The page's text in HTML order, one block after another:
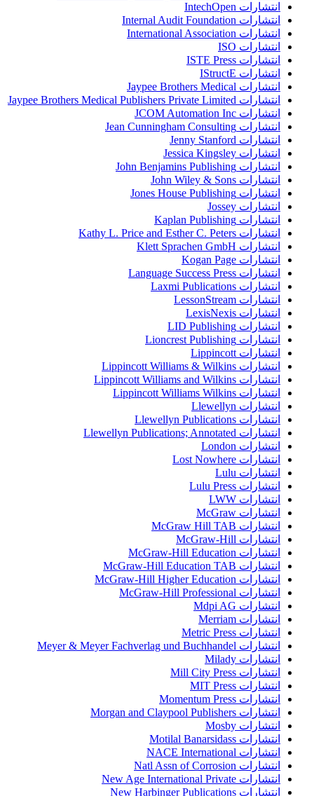
انتشارات IntechOpen
انتشارات Internal Audit Foundation
انتشارات International Association
انتشارات ISO
انتشارات ISTE Press
انتشارات IStructE
انتشارات Jaypee Brothers Medical
انتشارات Jaypee Brothers Medical Publishers Private Limited
انتشارات JCOM Automation Inc
انتشارات Jean Cunningham Consulting
انتشارات Jenny Stanford
انتشارات Jessica Kingsley
انتشارات John Benjamins Publishing
انتشارات John Wiley & Sons
انتشارات Jones House Publishing
انتشارات Jossey
انتشارات Kaplan Publishing
انتشارات Kathy L. Price and Esther C. Peters
انتشارات Klett Sprachen GmbH
انتشارات Kogan Page
انتشارات Language Success Press
انتشارات Laxmi Publications
انتشارات LessonStream
انتشارات LexisNexis
انتشارات LID Publishing
انتشارات Lioncrest Publishing
انتشارات Lippincott
انتشارات Lippincott Williams & Wilkins
انتشارات Lippincott Williams and Wilkins
انتشارات Lippincott Williams Wilkins
انتشارات Llewellyn
انتشارات Llewellyn Publications
انتشارات Llewellyn Publications; Annotated
انتشارات London
انتشارات Lost Nowhere
انتشارات Lulu
انتشارات Lulu Press
انتشارات LWW
انتشارات McGraw
انتشارات McGraw Hill TAB
انتشارات McGraw-Hill
انتشارات McGraw-Hill Education
انتشارات McGraw-Hill Education TAB
انتشارات McGraw-Hill Higher Education
انتشارات McGraw-Hill Professional
انتشارات Mdpi AG
انتشارات Merriam
انتشارات Metric Press
انتشارات Meyer & Meyer Fachverlag und Buchhandel
انتشارات Milady
انتشارات Mill City Press
انتشارات MIT Press
انتشارات Momentum Press
انتشارات Morgan and Claypool Publishers
انتشارات Mosby
انتشارات Motilal Banarsidass
انتشارات NACE International
انتشارات Natl Assn of Corrosion
انتشارات New Age International Private
انتشارات New Harbinger Publications